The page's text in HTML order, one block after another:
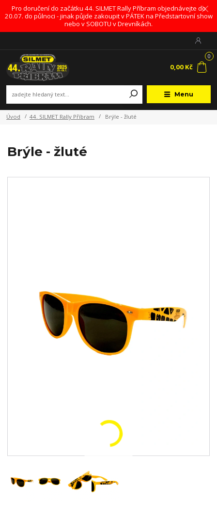
Pro doručení do začátku 44. SILMET Rally Příbram objednávejte do
20.07. do půlnoci - jinak půjde zakoupit v PÁTEK na Předstartovní show
nebo v SOBOTU v Drevníkách.
Menu
0
0,00 Kč
Úvod 44. SILMET Rally Příbram Brýle - žluté
Brýle - žluté